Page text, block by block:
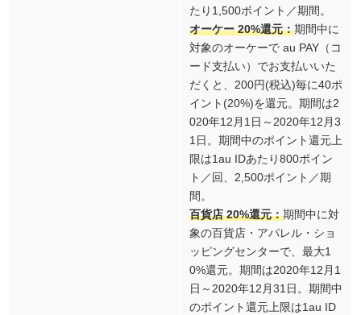
たり1,500ポイント／期間。
オーケー 20%還元：期間中に
対象のオーケーで au PAY（コ
ード支払い）でお支払いいた
だくと、200円(税込)毎に40ポ
イント(20%)を還元。期間は2
020年12月1日～2020年12月3
1日。期間中のポイント還元上
限は1au IDあたり800ポイン
ト／回、2,500ポイント／期
間。
百貨店 20%還元：期間中に対
象の百貨店・アパレル・ショ
ッピングセンターで、最大1
0%還元。期間は2020年12月1
日～2020年12月31日。期間中
のポイント還元上限は1au ID